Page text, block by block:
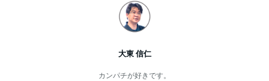
大東 信仁
カンパチが好きです。